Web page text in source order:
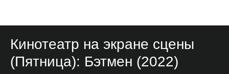
Кинотеатр на экране сцены
(Пятница): Бэтмен (2022)